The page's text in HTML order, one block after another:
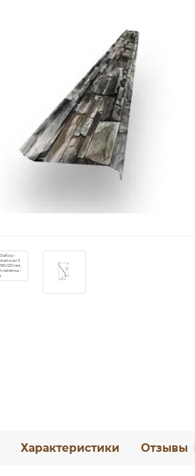
Характеристики Отзывы